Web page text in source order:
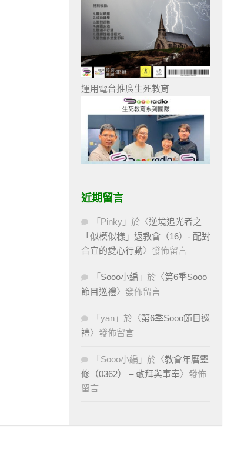
運用電台推廣生死教育
近期留言
「 Pinky 」於〈逆境追光者之
「似模似樣」返教會（16）- 配對
合宜的愛心行動〉發佈留言
「 Sooo小編 」於〈第6季Sooo
節目巡禮〉發佈留言
「 yan 」於〈第6季Sooo節目巡
禮〉發佈留言
「 Sooo小編 」於〈教會年曆靈
修（0362） – 敬拜與事奉〉發佈
留言